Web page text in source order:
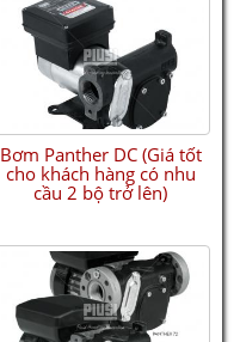
Bơm Panther DC (Giá tốt
cho khách hàng có nhu
cầu 2 bộ trở lên)